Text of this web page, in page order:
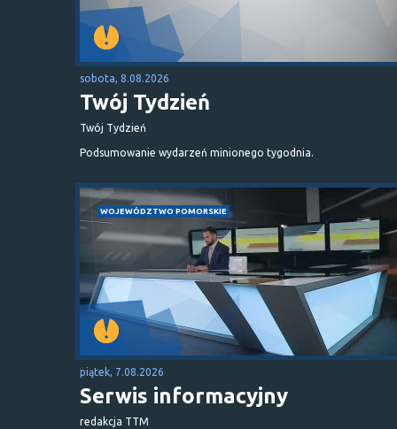
sobota, 8.08.2026
Twój Tydzień
Twój Tydzień
Podsumowanie wydarzeń minionego tygodnia.
WOJEWÓDZTWO POMORSKIE
piątek, 7.08.2026
Serwis informacyjny
redakcja TTM